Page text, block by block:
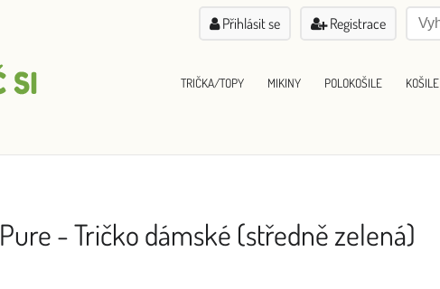
Přihlásit se Registrace
TRIČKA/TOPY MIKINY POLOKOŠILE KOŠILE
Pure - Tričko dámské (středně zelená)